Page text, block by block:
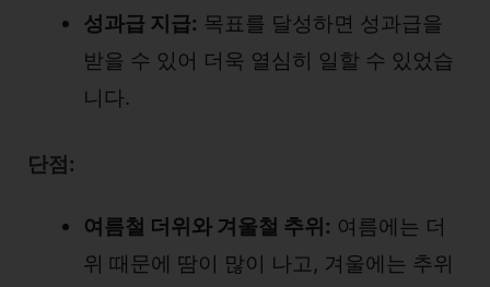
성과급 지급: 목표를 달성하면 성과급을
받을 수 있어 더욱 열심히 일할 수 있었습
니다.
단점:
여름철 더위와 겨울철 추위: 여름에는 더
위 때문에 땀이 많이 나고, 겨울에는 추위